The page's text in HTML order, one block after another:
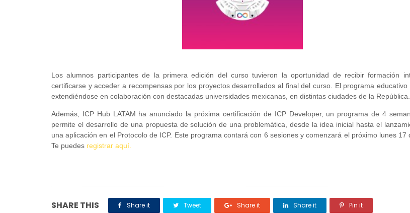
Los alumnos participantes de la primera edición del curso tuvieron la oportunidad de recibir formación
certificarse y acceder a recompensas por los proyectos desarrollados al final del curso. El programa educativo
extendiéndose en colaboración con destacadas universidades mexicanas, en distintas ciudades de la República.
Además, ICP Hub LATAM ha anunciado la próxima certificación de ICP Developer, un programa de 4
permite el desarrollo de una propuesta de solución de una problemática, desde la idea inicial hasta el
una aplicación en el Protocolo de ICP. Este programa contará con 6 sesiones y comenzará el próximo lunes 17
Te puedes registrar aquí.
SHARE THIS Share it Tweet Share it Share it Pin it